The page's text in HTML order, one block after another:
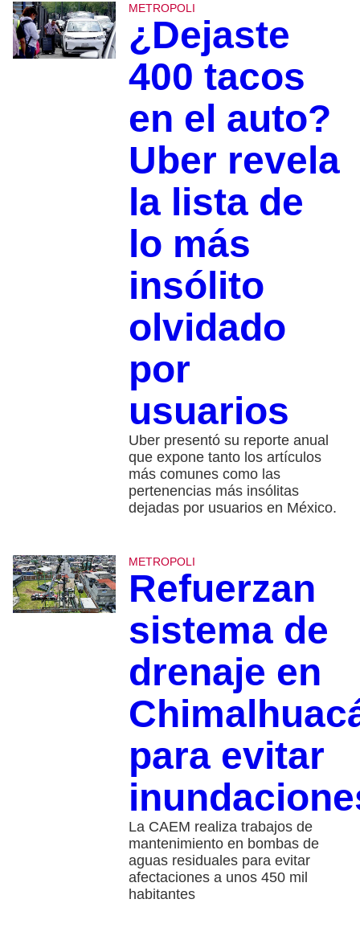
METROPOLI
¿Dejaste
400 tacos
en el auto?
Uber revela
la lista de
lo más
insólito
olvidado
por
usuarios
Uber presentó su reporte anual
que expone tanto los artículos
más comunes como las
pertenencias más insólitas
dejadas por usuarios en México.
METROPOLI
Refuerzan
sistema de
drenaje en
para evitar
La CAEM realiza trabajos de
mantenimiento en bombas de
aguas residuales para evitar
afectaciones a unos 450 mil
habitantes